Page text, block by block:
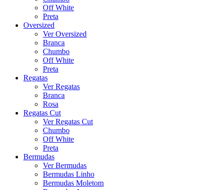
Off White
Preta
Oversized
Ver Oversized
Branca
Chumbo
Off White
Preta
Regatas
Ver Regatas
Branca
Rosa
Regatas Cut
Ver Regatas Cut
Chumbo
Off White
Preta
Bermudas
Ver Bermudas
Bermudas Linho
Bermudas Moletom